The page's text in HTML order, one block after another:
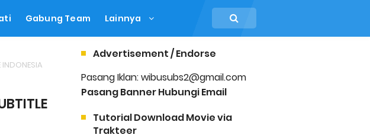
Gabung Team Lainnya
Advertisement / Endorse
Pasang Iklan: wibusubs2@gmail.com
Pasang Banner Hubungi Email
Tutorial Download Movie via
Trakteer